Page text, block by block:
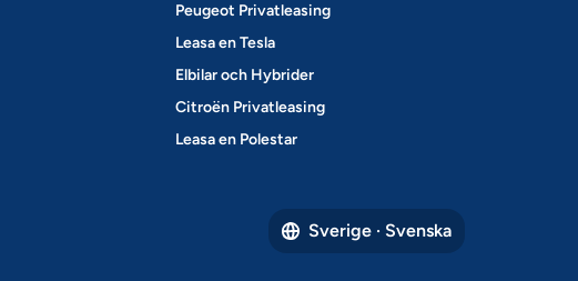
Peugeot Privatleasing
Leasa en Tesla
Elbilar och Hybrider
Citroën Privatleasing
Leasa en Polestar
Sverige · Svenska